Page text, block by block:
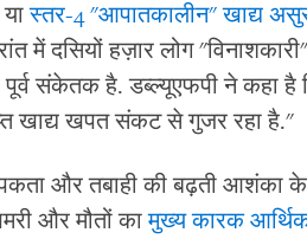
यास्तर-4 "आपातकालीन" खाद्य
में दसियों हज़ार लोग
संकेतक है. डब्ल्यूएफपी ने कहा है
खाद्य खपत संकट से गुजर रहा है."
और तबाही की बढ़ती आशंका
और मौतों कामुख्य कारक